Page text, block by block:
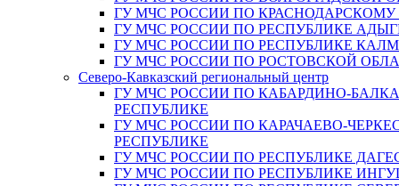
ГУ МЧС РОССИИ ПО
ГУ МЧС РОССИИ ПО РЕСПУБЛИКЕ
ГУ МЧС РОССИИ ПО РЕСПУБЛИКЕ
ГУ МЧС РОССИИ ПО РОСТОВСКОЙ
Северо-Кавказский региональный центр
ГУ МЧС РОССИИ ПО КАБАРДИНО-
РЕСПУБЛИКЕ
ГУ МЧС РОССИИ ПО КАРАЧАЕВО-
РЕСПУБЛИКЕ
ГУ МЧС РОССИИ ПО РЕСПУБЛИКЕ
ГУ МЧС РОССИИ ПО РЕСПУБЛИКЕ